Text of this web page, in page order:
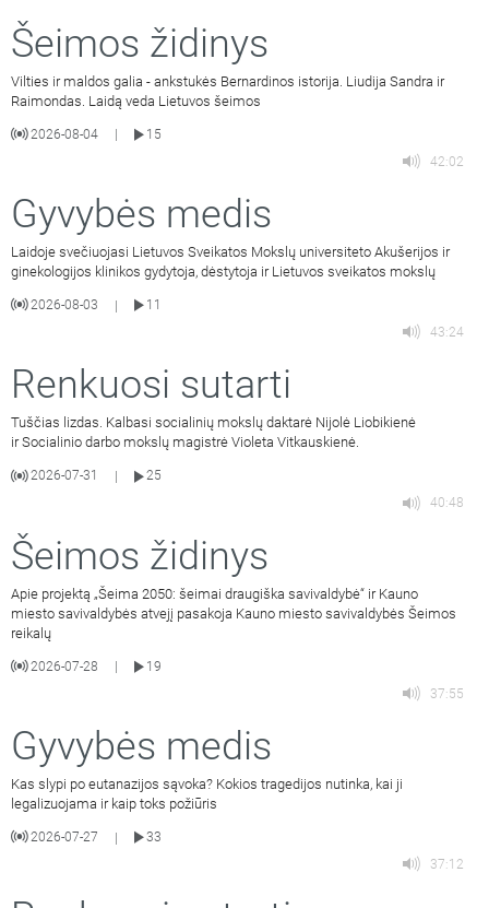
Šeimos židinys
Vilties ir maldos galia - ankstukės Bernardinos istorija. Liudija Sandra ir
Raimondas. Laidą veda Lietuvos šeimos
2026-08-04
15
42:02
Gyvybės medis
Laidoje svečiuojasi Lietuvos Sveikatos Mokslų universiteto Akušerijos ir
ginekologijos klinikos gydytoja, dėstytoja ir Lietuvos sveikatos mokslų
2026-08-03 |
11
43:24
Renkuosi sutarti
Tuščias lizdas. Kalbasi socialinių mokslų daktarė Nijolė Liobikienė
ir Socialinio darbo mokslų magistrė Violeta Vitkauskienė.
2026-07-31
25
40:48
Šeimos židinys
Apie projektą „Šeima 2050: šeimai draugiška savivaldybė“ ir Kauno
miesto savivaldybės atvejį pasakoja Kauno miesto savivaldybės Šeimos
reikalų
2026-07-28
19
37:55
Gyvybės medis
Kas slypi po eutanazijos sąvoka? Kokios tragedijos nutinka, kai ji
legalizuojama ir kaip toks požiūris
2026-07-27 |
33
37:12